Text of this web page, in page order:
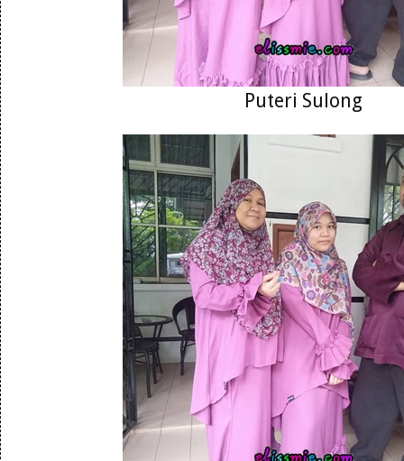
Puteri Sulong